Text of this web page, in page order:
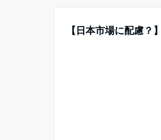
【日本市場に配慮